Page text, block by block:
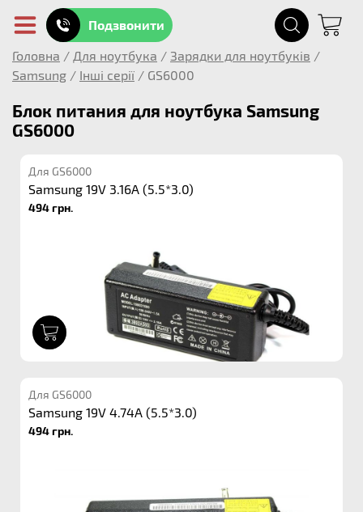
Подзвонити
Головна / Для ноутбука / Зарядки для ноутбуків /
Samsung / Інші серії / GS6000
Блок питания для ноутбука Samsung
GS6000
Для GS6000
Samsung 19V 3.16A (5.5*3.0)
494 грн.
Для GS6000
Samsung 19V 4.74A (5.5*3.0)
494 грн.